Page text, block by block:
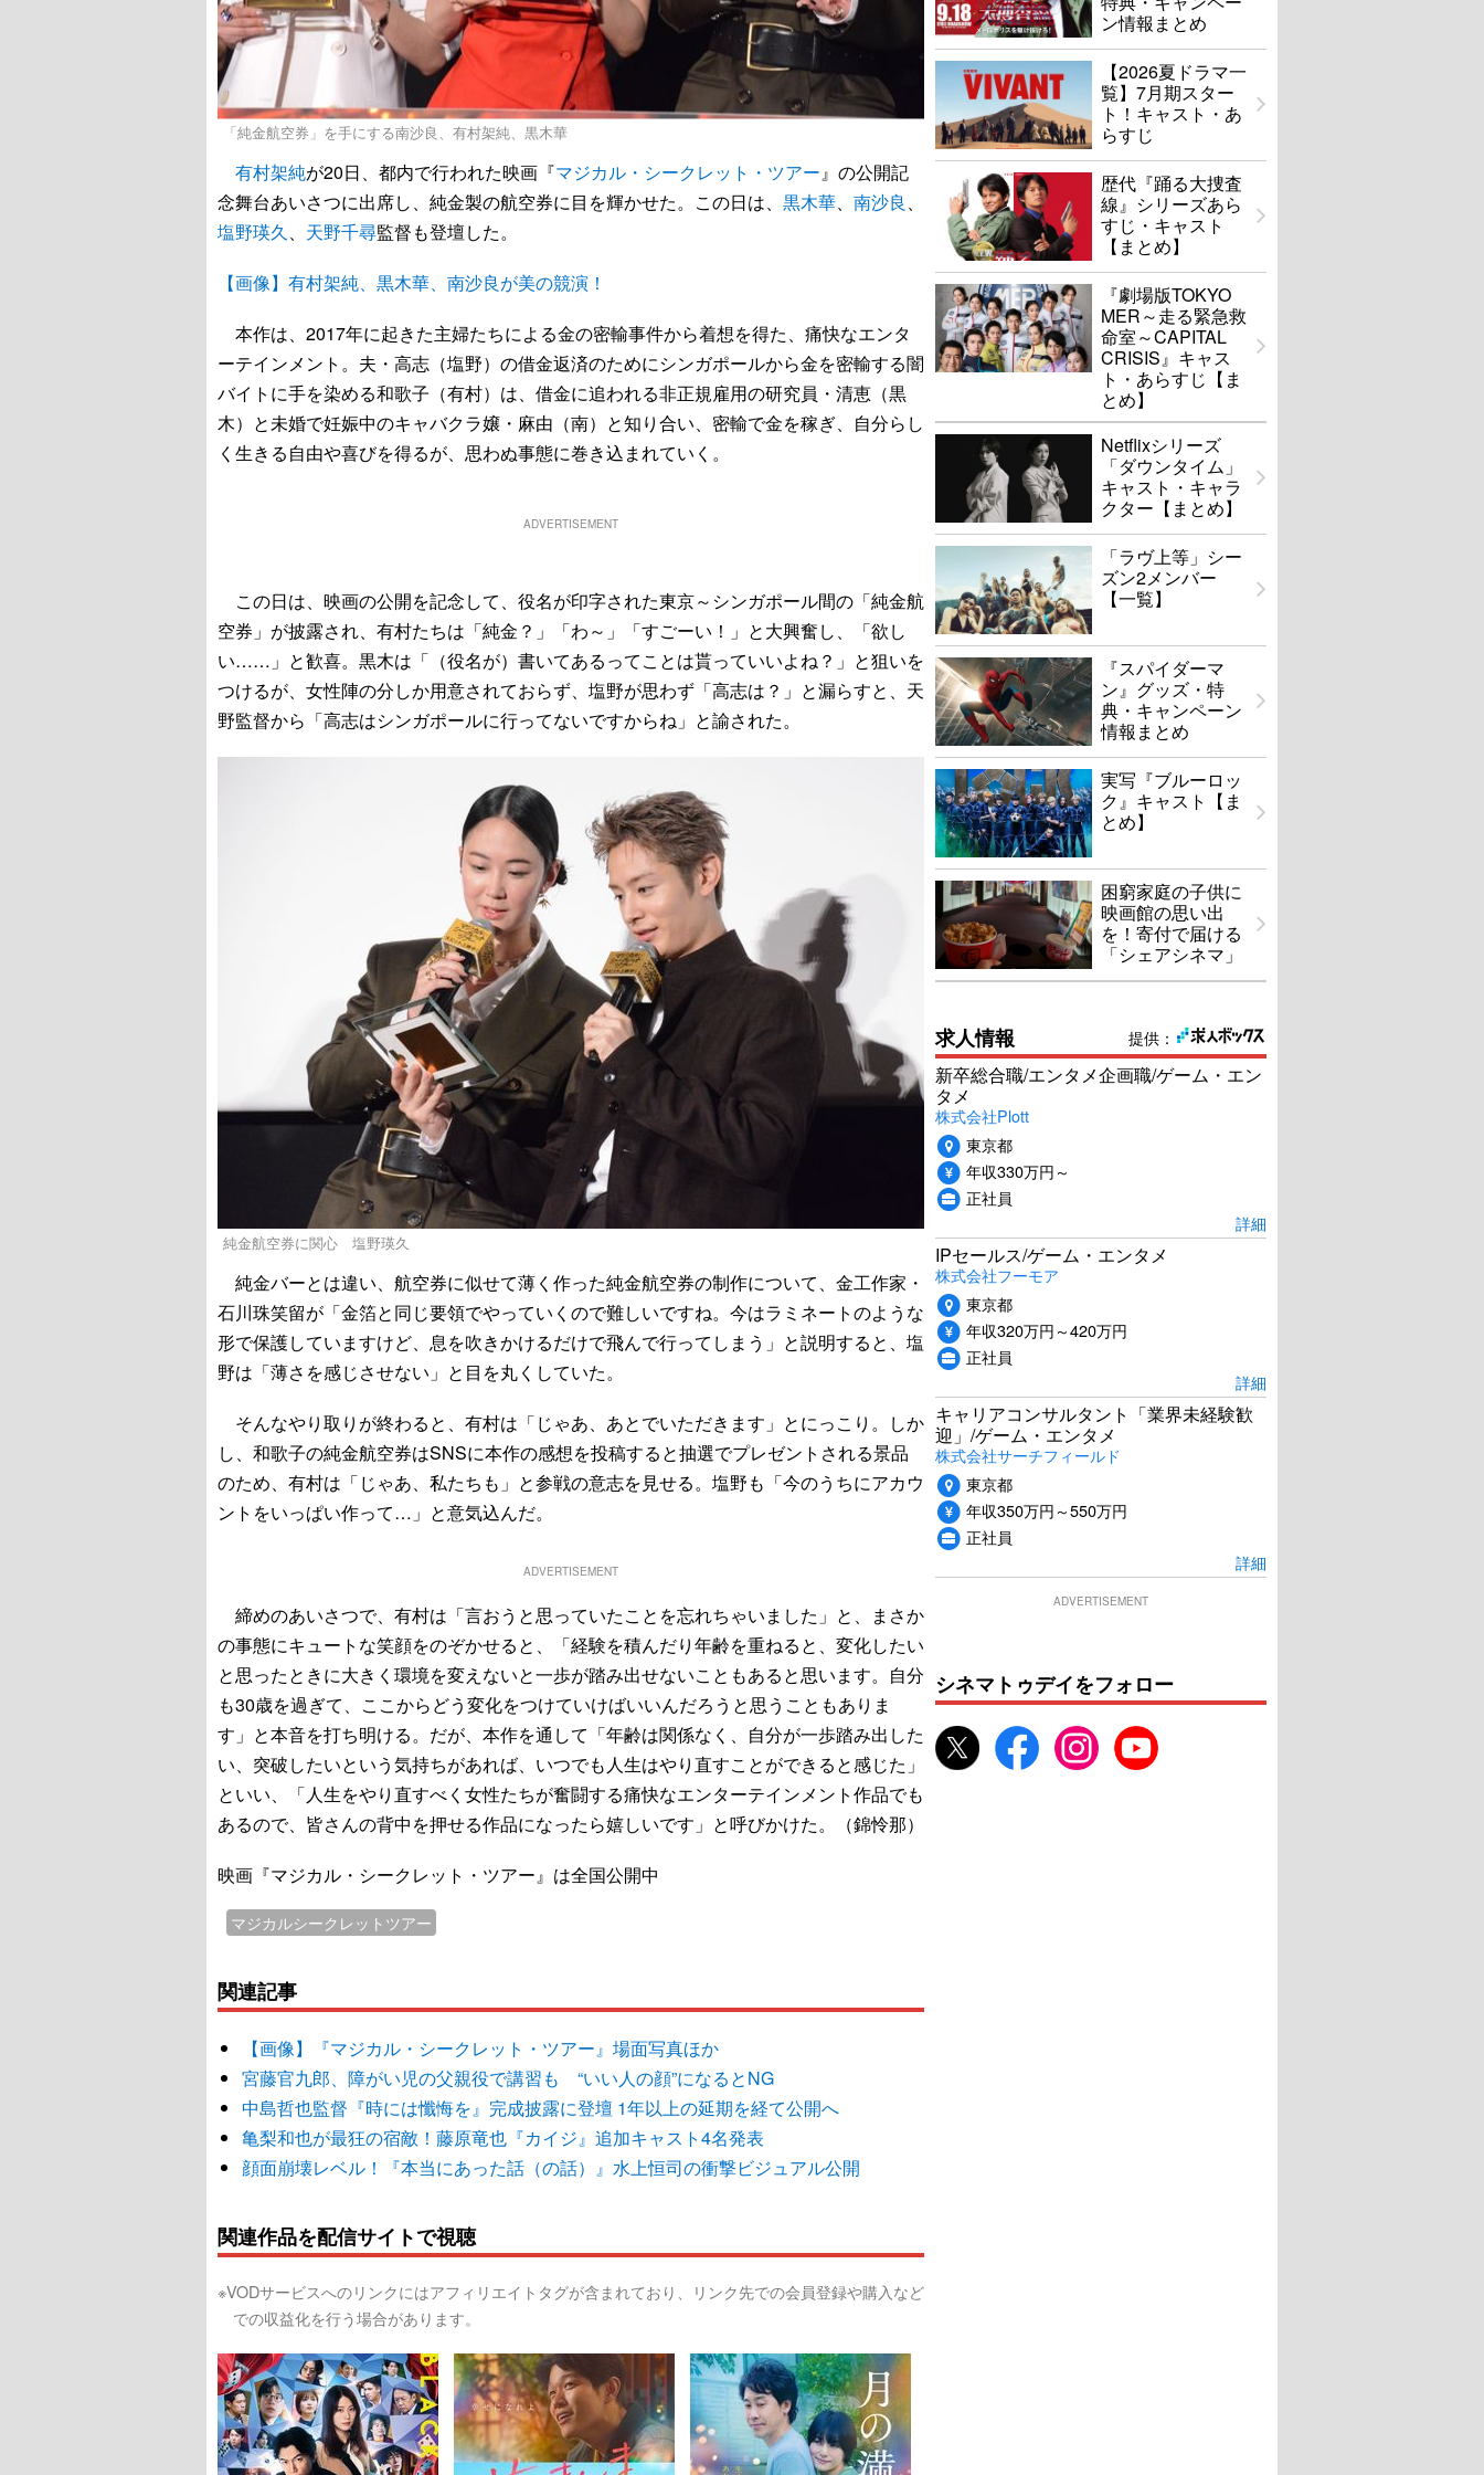
「純金航空券」を手にする南沙良、有村架純、黒木華
有村架純が20日、都内で行われた映画『マジカル・シークレット・ツアー』の公開記
念舞台あいさつに出席し、純金製の航空券に目を輝かせた。この日は、 黒木華、 南沙良 、
塩野瑛久、 天野千尋監督も登壇した。
【画像】有村架純、黒木華、南沙良が美の競演！
本作は、2017年に起きた主婦たちによる金の密輸事件から着想を得た、痛快なエンタ
ーテインメント。夫・高志（塩野）の借金返済のためにシンガポールから金を密輸する闇
バイトに手を染める和歌子（有村）は、借金に追われる非正規雇用の研究員・清恵（黒
木）と未婚で妊娠中のキャバクラ嬢・麻由（南）と知り合い、密輸で金を稼ぎ、自分らし
く生きる自由や喜びを得るが、思わぬ事態に巻き込まれていく。
ADVERTISEMENT
この日は、映画の公開を記念して、役名が印字された東京～シンガポール間の「純金航
空券」が披露され、有村たちは「純金？」「わ～」「すごーい！」と大興奮し、「欲し
い……」と歓喜。黒木は「（役名が）書いてあるってことは貰っていいよね？」と狙いを
つけるが、女性陣の分しか用意されておらず、塩野が思わず「高志は？」と漏らすと、天
野監督から「高志はシンガポールに行ってないですからね」と諭された。
純金航空券に関心 塩野瑛久
純金バーとは違い、航空券に似せて薄く作った純金航空券の制作について、金工作家・
石川珠笑留が「金箔と同じ要領でやっていくので難しいですね。今はラミネートのような
形で保護していますけど、息を吹きかけるだけで飛んで行ってしまう」と説明すると、塩
野は「薄さを感じさせない」と目を丸くしていた。
そんなやり取りが終わると、有村は「じゃあ、あとでいただきます」とにっこり。しか
し、和歌子の純金航空券はSNSに本作の感想を投稿すると抽選でプレゼントされる景品
のため、有村は「じゃあ、私たちも」と参戦の意志を見せる。塩野も「今のうちにアカウ
ントをいっぱい作って…」と意気込んだ。
ADVERTISEMENT
締めのあいさつで、有村は「言おうと思っていたことを忘れちゃいました」と、まさか
の事態にキュートな笑顔をのぞかせると、「経験を積んだり年齢を重ねると、変化したい
と思ったときに大きく環境を変えないと一歩が踏み出せないこともあると思います。自分
も30歳を過ぎて、ここからどう変化をつけていけばいいんだろうと思うこともありま
す」と本音を打ち明ける。だが、本作を通して「年齢は関係なく、自分が一歩踏み出した
い、突破したいという気持ちがあれば、いつでも人生はやり直すことができると感じた」
といい、「人生をやり直すべく女性たちが奮闘する痛快なエンターテインメント作品でも
あるので、皆さんの背中を押せる作品になったら嬉しいです」と呼びかけた。（錦怜那）
映画『マジカル・シークレット・ツアー』は全国公開中
マジカルシークレットツアー
関連記事
【画像】『マジカル・シークレット・ツアー』場面写真ほか
宮藤官九郎、障がい児の父親役で講習も “いい人の顔”になるとNG
中島哲也監督『時には懺悔を』完成披露に登壇 1年以上の延期を経て公開へ
亀梨和也が最狂の宿敵！藤原竜也『カイジ』追加キャスト4名発表
顔面崩壊レベル！『本当にあった話（の話）』水上恒司の衝撃ビジュアル公開
関連作品を配信サイトで視聴
※VODサービスへのリンクにはアフィリエイトタグが含まれており、リンク先での会員登録や購入など
での収益化を行う場合があります。
ン情報まとめ
【2026夏ドラマ一
覧】7月期スター
ト！キャスト・あ
らすじ
歴代『踊る大捜査
線』シリーズあら
すじ・キャスト
【まとめ】
『劇場版TOKYO
MER～走る緊急救
命室～CAPITAL
CRISIS』キャス
ト・あらすじ【ま
とめ】
Netflixシリーズ
「ダウンタイム」
キャスト・キャラ
クター【まとめ】
「ラヴ上等」シー
ズン2メンバー
【一覧】
『スパイダーマ
ン』グッズ・特
典・キャンペーン
情報まとめ
実写『ブルーロッ
ク』キャスト【ま
とめ】
困窮家庭の子供に
映画館の思い出
を！寄付で届ける
「シェアシネマ」
提供：
求人情報
新卒総合職/エンタメ企画職/ゲーム・エン
タメ
株式会社Plott
東京都
年収330万円～
正社員
詳細
IPセールス/ゲーム・エンタメ
株式会社フーモア
東京都
年収320万円～420万円
正社員
詳細
キャリアコンサルタント「業界未経験歓
迎」/ゲーム・エンタメ
株式会社サーチフィールド
東京都
年収350万円～550万円
正社員
詳細
ADVERTISEMENT
シネマトゥデイをフォロー